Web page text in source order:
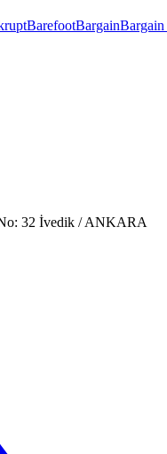
BarefootBargain
32 İvedik / ANKARA